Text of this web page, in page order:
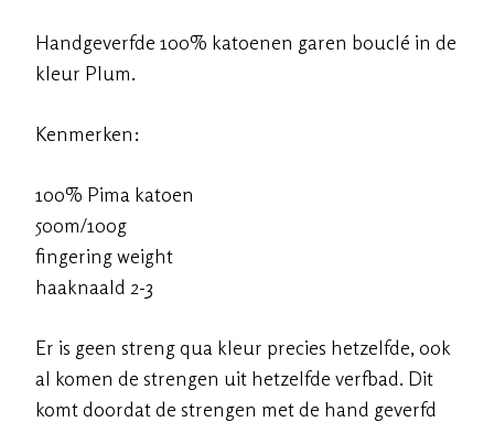
Handgeverfde 100% katoenen garen bouclé in de
kleur Plum.
Kenmerken:
100% Pima katoen
500m/100g
fingering weight
haaknaald 2-3
Er is geen streng qua kleur precies hetzelfde, ook
al komen de strengen uit hetzelfde verfbad. Dit
komt doordat de strengen met de hand geverfd